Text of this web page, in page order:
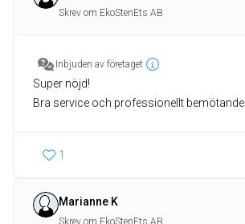
Skrev om EkoStenEts AB
Inbjuden av företaget
Super nöjd!
Bra service och professionellt bemötande.
1
Marianne K
Skrev om EkoStenEts AB